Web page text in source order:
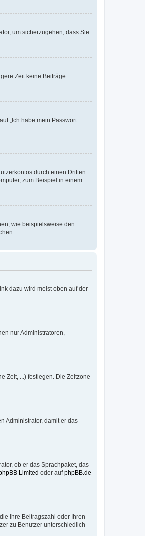
um sicherzugehen, dass Sie
Zeit keine Beiträge
„Ich habe mein Passwort
durch einen Dritten.
zum Beispiel in einem
wie beispielsweise den
dazu wird meist oben auf der
nur Administratoren,
Zeit, ...) festlegen. Die Zeitzone
Administrator, damit er das
ob er das Sprachpaket, das
Limited oder aufphpBB.de
Ihre Beitragszahl oder Ihren
zu Benutzer unterschiedlich